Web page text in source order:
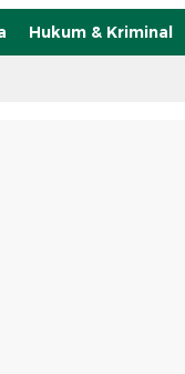
Hukum & Kriminal